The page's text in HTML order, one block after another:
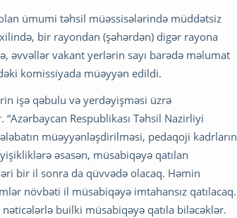
ümumi təhsil müəssisələrində müddətsiz
bir rayondan (şəhərdən) digər rayona
əvvəllər vakant yerlərin sayı barədə məlumat
komissiyada müəyyən edildi.
işə qəbulu və yerdəyişməsi üzrə
Respublikası Təhsil Nazirliyi
müəyyənləşdirilməsi, pedaqoji kadrların
əsasən, müsabiqəyə qatılan
bir il sonra da qüvvədə olacaq. Həmin
növbəti il müsabiqəyə imtahansız qatılacaq.
builki müsabiqəyə qatıla biləcəklər.